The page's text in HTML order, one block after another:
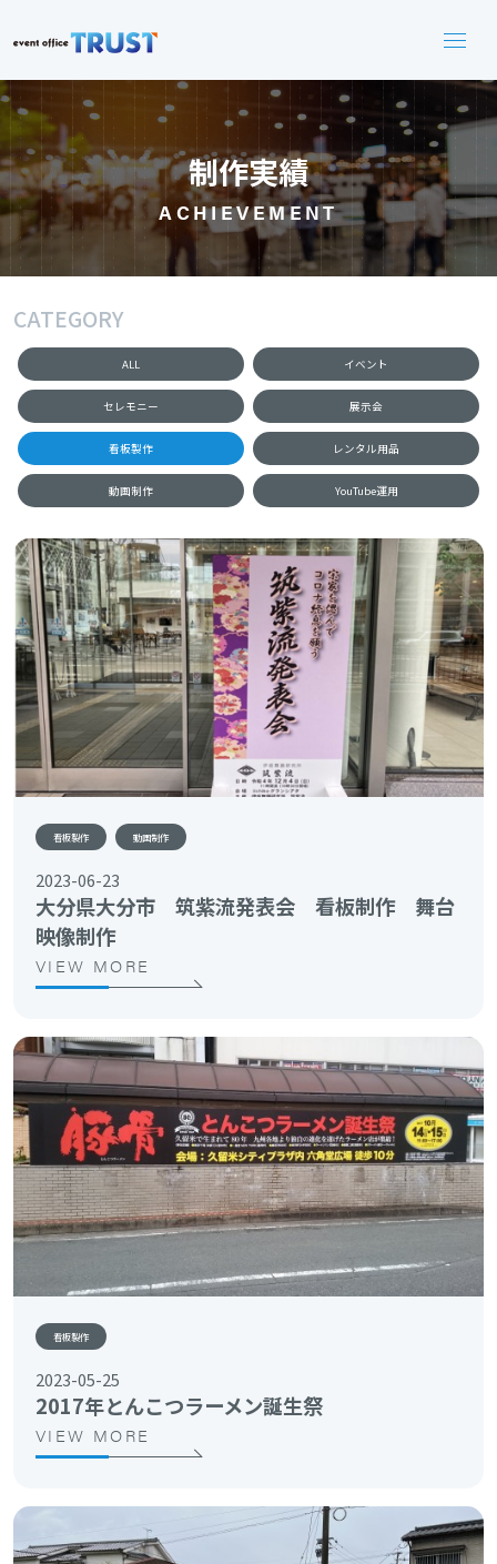
制作実績
ACHIEVEMENT
CATEGORY
ALL イベント
セレモニー 展示会
看板製作 レンタル用品
動画制作 YouTube運用
看板製作 動画制作
2023-06-23
大分県大分市 筑紫流発表会 看板制作 舞台
映像制作
VIEW MORE
看板製作
2023-05-25
2017年とんこつラーメン誕生祭
VIEW MORE